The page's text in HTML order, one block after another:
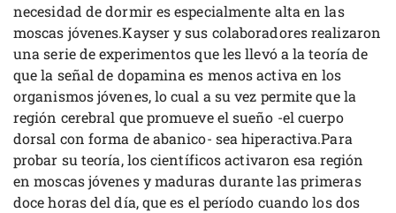
necesidad de dormir es especialmente alta en las
moscas jóvenes.Kayser y sus colaboradores realizaron
una serie de experimentos que les llevó a la teoría de
que la señal de dopamina es menos activa en los
organismos jóvenes, lo cual a su vez permite que la
región cerebral que promueve el sueño -el cuerpo
dorsal con forma de abanico- sea hiperactiva.Para
probar su teoría, los científicos activaron esa región
en moscas jóvenes y maduras durante las primeras
doce horas del día, que es el período cuando los dos